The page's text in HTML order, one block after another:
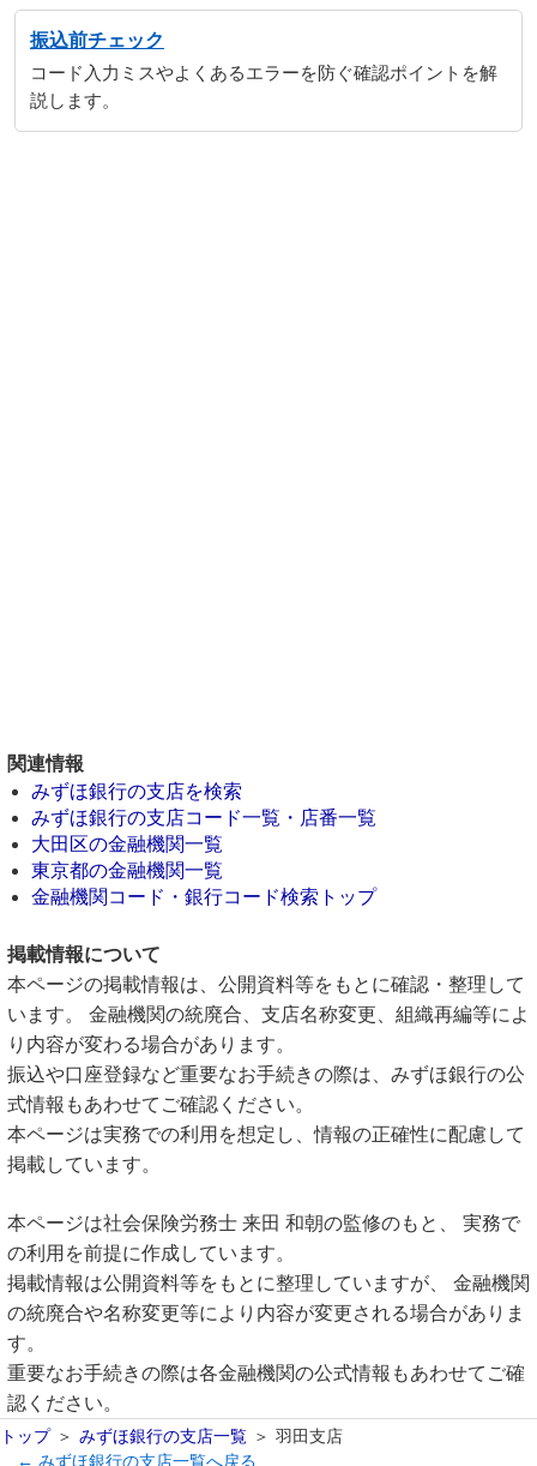
振込前チェック
コード入力ミスやよくあるエラーを防ぐ確認ポイントを解
説します。
関連情報
みずほ銀行の支店を検索
みずほ銀行の支店コード一覧・店番一覧
大田区の金融機関一覧
東京都の金融機関一覧
金融機関コード・銀行コード検索トップ
掲載情報について
本ページの掲載情報は、公開資料等をもとに確認・整理して
います。 金融機関の統廃合、支店名称変更、組織再編等によ
り内容が変わる場合があります。
振込や口座登録など重要なお手続きの際は、みずほ銀行の公
式情報もあわせてご確認ください。
本ページは実務での利用を想定し、情報の正確性に配慮して
掲載しています。
本ページは社会保険労務士 来田 和朝の監修のもと、 実務で
の利用を前提に作成しています。
掲載情報は公開資料等をもとに整理していますが、 金融機関
の統廃合や名称変更等により内容が変更される場合がありま
す。
重要なお手続きの際は各金融機関の公式情報もあわせてご確
認ください。
トップ みずほ銀行の支店一覧
羽田支店
← みずほ銀行の支店一覧へ戻る